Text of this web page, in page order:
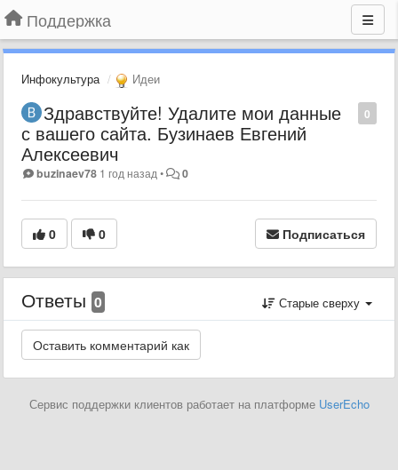
Поддержка
Инфокультура Идеи
0
Здравствуйте! Удалите мои данные
с вашего сайта. Бузинаев Евгений
Алексеевич
buzinaev78 1 год назад • 0
0 0 Подписаться
Ответы 0 Старые сверху
Сервис поддержки клиентов работает на платформе UserEcho